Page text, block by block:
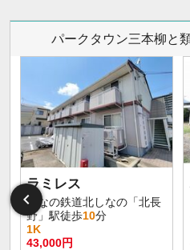
パークタウン三本柳と
ラミレス
しなの鉄道北しなの「北長
野」駅徒歩10分
1K
43,000円